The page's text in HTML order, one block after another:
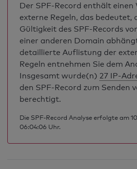
Der SPF-Record enthält einen
externe Regeln, das bedeutet,
Gültigkeit des SPF-Records
einer anderen Domain
detaillierte Auflistung der
Regeln entnehmen Sie dem
Insgesamt wurde(n) 27 IP-
den SPF-Record zum Senden
berechtigt.
Die SPF-Record Analyse erfolgte am
06:04:06 Uhr.